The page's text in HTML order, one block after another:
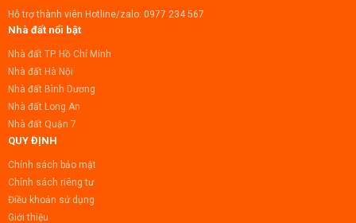
Hỗ trợ thành viên Hotline/zalo: 0977 234 567
Nhà đất nổi bật
Nhà đất TP. Hồ Chí Minh
Nhà đất Hà Nội
Nhà đất Bình Dương
Nhà đất Long An
Nhà đất Quận 7
QUY ĐỊNH
Chính sách bảo mật
Chính sách riêng tư
Điều khoản sử dụng
Giới thiệu